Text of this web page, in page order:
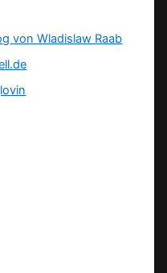
von Wladislaw Raab